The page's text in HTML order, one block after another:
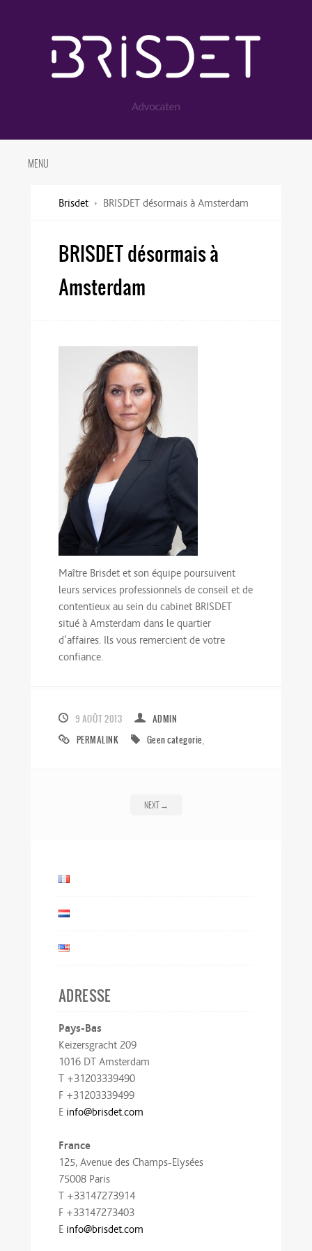
MENU
Brisdet BRISDET désormais à Amsterdam
BRISDET désormais à
Amsterdam
Maître Brisdet et son équipe poursuivent
leurs services professionnels de conseil et de
contentieux au sein du cabinet BRISDET
situé à Amsterdam dans le quartier
d’affaires. Ils vous remercient de votre
confiance.
9 AOÛT 2013
ADMIN
PERMALINK
Geen categorie
NEXT→
ADRESSE
Pays-Bas
Keizersgracht 209
1016 DT Amsterdam
T +31203339490
F +31203339499
E info@brisdet.com
France
125, Avenue des Champs-Elysées
75008 Paris
T +33147273914
F +33147273403
E info@brisdet.com